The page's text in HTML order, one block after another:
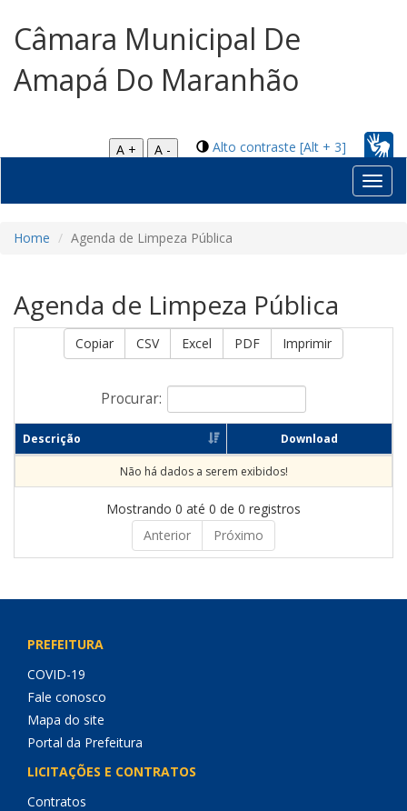
Câmara Municipal De
Amapá Do Maranhão
Alto contraste [Alt + 3]
A +
A -
Home Agenda de Limpeza Pública
Agenda de Limpeza Pública
Copiar CSV Excel PDF Imprimir
Procurar:
Descrição Download
Não há dados a serem exibidos!
Mostrando 0 até 0 de 0 registros
Anterior
Próximo
PREFEITURA
COVID-19
Fale conosco
Mapa do site
Portal da Prefeitura
LICITAÇÕES E CONTRATOS
Contratos